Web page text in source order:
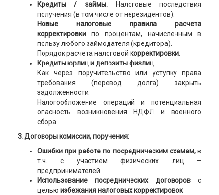
Кредиты / займы.
Налоговые последствия
получения (в том числе от нерезидентов).
Новые налоговые правила расчета
корректировки по процентам, начисленным в
пользу любого займодателя (кредитора).
Порядок расчета налоговой корректировки.
Кредиты юрлиц и депозиты физлиц.
Как через поручительство или уступку права
требования (перевод долга) закрыть
задолженности.
Налогообложение операций и потенциальная
опасность возникновения НДФЛ и военного
сбора.
3. Договоры комиссии, поручения:
Ошибки при работе по посредническим схемам,в
т.ч. с участием физических лиц –
предпринимателей.
Использование посреднических договоровс
целью избежания налоговых корректировок